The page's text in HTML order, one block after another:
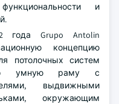
и
года Grupo Antolin
концепцию
потолочных систем
умную раму с
выдвижными
окружающим